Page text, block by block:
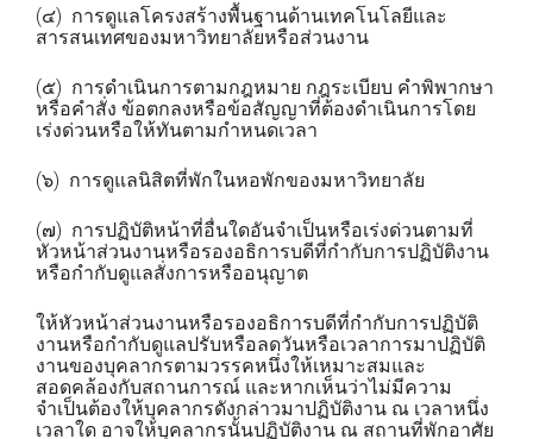
(๔) การดูแลโครงสร้างพื้นฐานด้านเทคโนโลยีและ
สารสนเทศของมหาวิทยาลัยหรือส่วนงาน
(๕) การดำเนินการตามกฎหมาย กฎระเบียบ คำพิพากษา
หรือคำสั่ง ข้อตกลงหรือข้อสัญญาที่ต้องดำเนินการโดย
เร่งด่วนหรือให้ทันตามกำหนดเวลา
(๖) การดูแลนิสิตที่พักในหอพักของมหาวิทยาลัย
(๗) การปฏิบัติหน้าที่อื่นใดอันจำเป็นหรือเร่งด่วนตามที่
หัวหน้าส่วนงานหรือรองอธิการบดีที่กำกับการปฏิบัติงาน
หรือกำกับดูแลสั่งการหรืออนุญาต
ให้หัวหน้าส่วนงานหรือรองอธิการบดีที่กำกับการปฏิบัติ
งานหรือกำกับดูแลปรับหรือลดวันหรือเวลาการมาปฏิบัติ
งานของบุคลากรตามวรรคหนึ่งให้เหมาะสมและ
สอดคล้องกับสถานการณ์ และหากเห็นว่าไม่มีความ
จำเป็นต้องให้บุคลากรดังกล่าวมาปฏิบัติงาน ณ เวลาหนึ่ง
เวลาใด อาจให้บุคลากรนั้นปฏิบัติงาน ณ สถานที่พักอาศัย